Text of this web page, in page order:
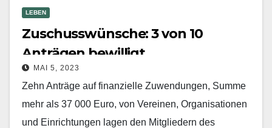
LEBEN
Zuschusswünsche: 3 von 10
Anträgen bewilligt
MAI 5, 2023
Zehn Anträge auf finanzielle Zuwendungen, Summe
mehr als 37 000 Euro, von Vereinen, Organisationen
und Einrichtungen lagen den Mitgliedern des